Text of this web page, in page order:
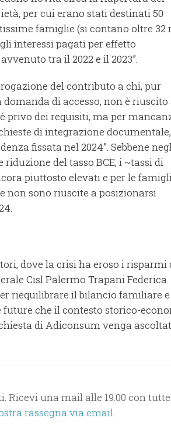
per cui erano stati destinati 50
famiglie (si contano oltre 32
interessi pagati per effetto
tra il 2022 e il 2023”.
del contributo a chi, pur
di accesso, non è riuscito
privo dei requisiti, ma per
di integrazione documentale,
fissata nel 2024”. Sebbene
del tasso BCE, i ~tassi di
piuttosto elevati e per le
non sono riuscite a posizionarsi
dove la crisi ha eroso i risparmi
Cisl Palermo Trapani Federica
riequilibrare il bilancio familiare
che il contesto storico-
di Adiconsum venga
una mail alle 19.00 con
rassegna via email.